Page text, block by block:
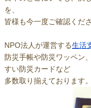
を、
皆様も今一度ご確認くだ
NPO法人が運営する生活
防災手帳や防災ワッペン
すい防災カードなど
多数取り揃えております